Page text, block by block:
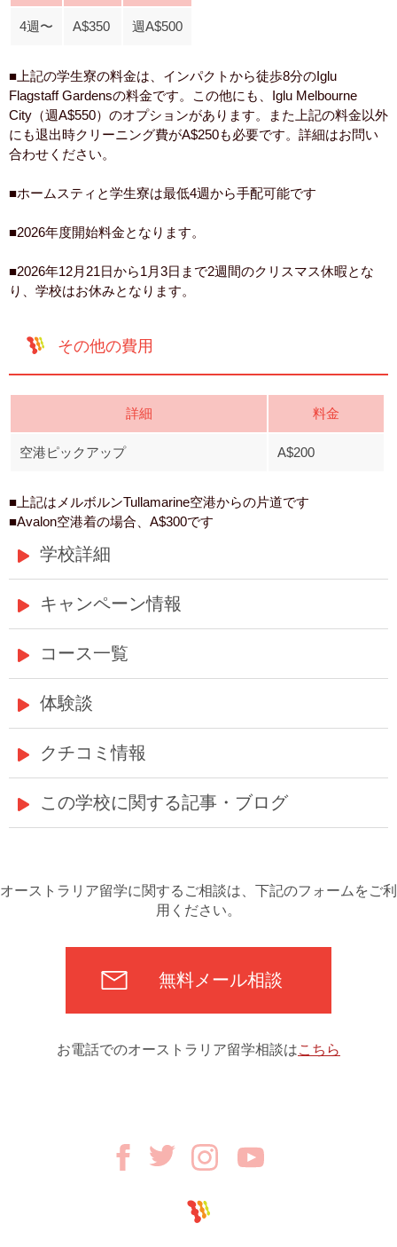
4週〜 A$350 週A$500
■上記の学生寮の料金は、インパクトから徒歩8分のIglu
Flagstaff Gardensの料金です。この他にも、Iglu Melbourne
City（週A$550）のオプションがあります。また上記の料金以外
にも退出時クリーニング費がA$250も必要です。詳細はお問い
合わせください。
■ホームスティと学生寮は最低4週から手配可能です
■2026年度開始料金となります。
■2026年12月21日から1月3日まで2週間のクリスマス休暇とな
り、学校はお休みとなります。
その他の費用
詳細 料金
空港ピックアップ A$200
■上記はメルボルンTullamarine空港からの片道です
■Avalon空港着の場合、A$300です
学校詳細
キャンペーン情報
コース一覧
体験談
クチコミ情報
この学校に関する記事・ブログ
オーストラリア留学に関するご相談は、下記のフォームをご利
用ください。
無料メール相談
お電話でのオーストラリア留学相談はこちら